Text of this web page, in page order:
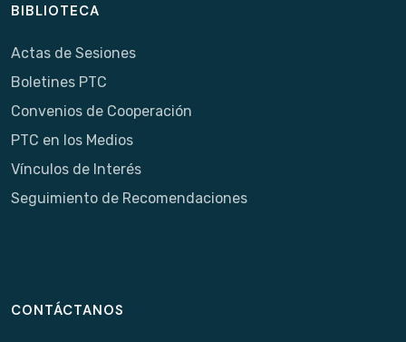
BIBLIOTECA
Actas de Sesiones
Boletines PTC
Convenios de Cooperación
PTC en los Medios
Vínculos de Interés
Seguimiento de Recomendaciones
CONTÁCTANOS